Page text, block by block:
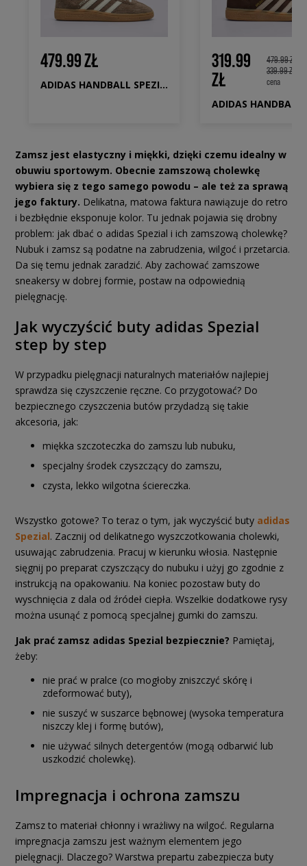
479.99 ZŁ
ADIDAS HANDBALL SPEZIAL W
319.99
ZŁ
479.99 ZŁ
339.99 ZŁ
cena
Zamsz jest elastyczny i miękki, dzięki czemu idealny w
obuwiu sportowym. Obecnie zamszową cholewkę
wybiera się z tego samego powodu – ale też za sprawą
jego faktury. Delikatna, matowa faktura nawiązuje do retro
i bezbłędnie eksponuje kolor. Tu jednak pojawia się drobny
problem: jak dbać o adidas Spezial i ich zamszową cholewkę?
Nubuk i zamsz są podatne na zabrudzenia, wilgoć i przetarcia.
Da się temu jednak zaradzić. Aby zachować zamszowe
sneakersy w dobrej formie, postaw na odpowiednią
pielęgnację.
Jak wyczyścić buty adidas Spezial
step by step
W przypadku pielęgnacji naturalnych materiałów najlepiej
sprawdza się czyszczenie ręczne. Co przygotować? Do
bezpiecznego czyszczenia butów przydadzą się takie
akcesoria, jak:
miękka szczoteczka do zamszu lub nubuku,
specjalny środek czyszczący do zamszu,
czysta, lekko wilgotna ściereczka.
Wszystko gotowe? To teraz o tym, jak wyczyścić buty adidas
Spezial. Zacznij od delikatnego wyszczotkowania cholewki,
usuwając zabrudzenia. Pracuj w kierunku włosia. Następnie
sięgnij po preparat czyszczący do nubuku i użyj go zgodnie z
instrukcją na opakowaniu. Na koniec pozostaw buty do
wyschnięcia z dala od źródeł ciepła. Wszelkie dodatkowe rysy
można usunąć z pomocą specjalnej gumki do zamszu.
Jak prać zamsz adidas Spezial bezpiecznie? Pamiętaj,
żeby:
nie prać w pralce (co mogłoby zniszczyć skórę i
zdeformować buty),
nie suszyć w suszarce bębnowej (wysoka temperatura
niszczy klej i formę butów),
nie używać silnych detergentów (mogą odbarwić lub
uszkodzić cholewkę).
Impregnacja i ochrona zamszu
Zamsz to materiał chłonny i wrażliwy na wilgoć. Regularna
impregnacja zamszu jest ważnym elementem jego
pielęgnacji. Dlaczego? Warstwa prepartu zabezpiecza buty